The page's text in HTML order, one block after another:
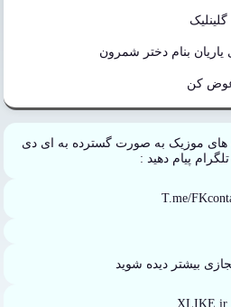
یاریان بنام دختر شمرون
عوض کن
های موزیک به صورت گسترده به ای دی
پیام دهید :
T.me/
بیشتر دیده شوید
XLIKE.ir